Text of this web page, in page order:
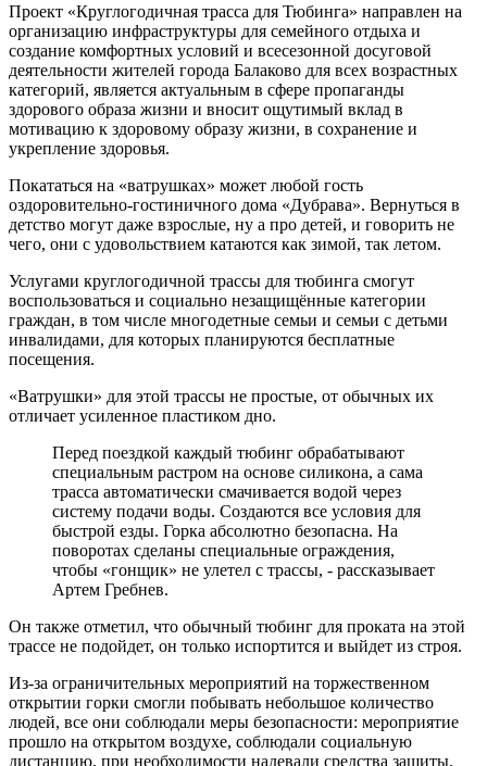
Проект «Круглогодичная трасса для Тюбинга» направлен на
организацию инфраструктуры для семейного отдыха и
создание комфортных условий и всесезонной досуговой
деятельности жителей города Балаково для всех возрастных
категорий, является актуальным в сфере пропаганды
здорового образа жизни и вносит ощутимый вклад в
мотивацию к здоровому образу жизни, в сохранение и
укрепление здоровья.
Покататься на «ватрушках» может любой гость
оздоровительно-гостиничного дома «Дубрава». Вернуться в
детство могут даже взрослые, ну а про детей, и говорить не
чего, они с удовольствием катаются как зимой, так летом.
Услугами круглогодичной трассы для тюбинга смогут
воспользоваться и социально незащищённые категории
граждан, в том числе многодетные семьи и семьи с детьми
инвалидами, для которых планируются бесплатные
посещения.
«Ватрушки» для этой трассы не простые, от обычных их
отличает усиленное пластиком дно.
Перед поездкой каждый тюбинг обрабатывают
специальным растром на основе силикона, а сама
трасса автоматически смачивается водой через
систему подачи воды. Создаются все условия для
быстрой езды. Горка абсолютно безопасна. На
поворотах сделаны специальные ограждения,
чтобы «гонщик» не улетел с трассы, - рассказывает
Артем Гребнев.
Он также отметил, что обычный тюбинг для проката на этой
трассе не подойдет, он только испортится и выйдет из строя.
Из-за ограничительных мероприятий на торжественном
открытии горки смогли побывать небольшое количество
людей, все они соблюдали меры безопасности: мероприятие
прошло на открытом воздухе, соблюдали социальную
дистанцию, при необходимости надевали средства защиты.